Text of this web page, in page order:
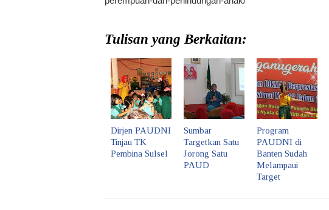
Tulisan yang Berkaitan:
Dirjen PAUDNI
Tinjau TK
Pembina Sulsel
Sumbar
Targetkan Satu
Jorong Satu
PAUD
Program
PAUDNI di
Banten Sudah
Melampaui
Target